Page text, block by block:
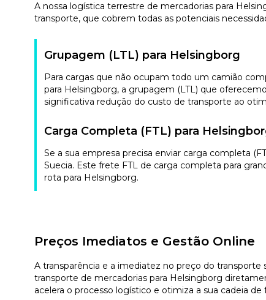
A nossa logística terrestre de mercadorias para
transporte, que cobrem todas as potenciais
Grupagem (LTL) para Helsingborg
Para cargas que não ocupam todo um camião
para Helsingborg, a grupagem (LTL) que
significativa redução do custo de transporte ao
Carga Completa (FTL) para
Se a sua empresa precisa enviar carga completa
Suecia. Este frete FTL de carga completa para
rota para Helsingborg.
Preços Imediatos e Gestão Online
A transparência e a imediatez no preço do transporte
transporte de mercadorias para Helsingborg
acelera o processo logístico e otimiza a sua cadeia